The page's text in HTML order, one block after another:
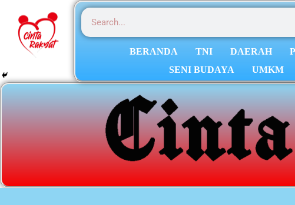
BERANDA TNI DAERAH
SENI BUDAYA
UMKM